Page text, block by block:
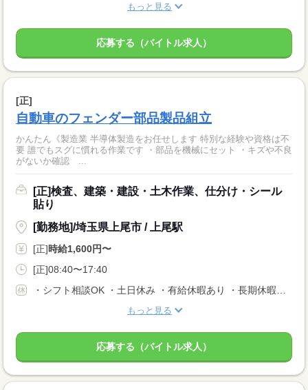
もっと見る
応募する（バイトル求人）
[正]
自動車のフェンダー部品製品組立
かんたん《製造業 半導体製造をお任せします 特別な経験や資格は不
要 誰でもスグに慣れる作業です ・部品を機械にセット ・キズや不良
がないか確認 ...
[正]検査、建築・建設・土木作業、仕分け・シール
貼り
[勤務地]/埼玉県上尾市 / 上尾駅
[正]時給1,600円〜
[正]08:40〜17:40
もっと見る
応募する（バイトル求人）